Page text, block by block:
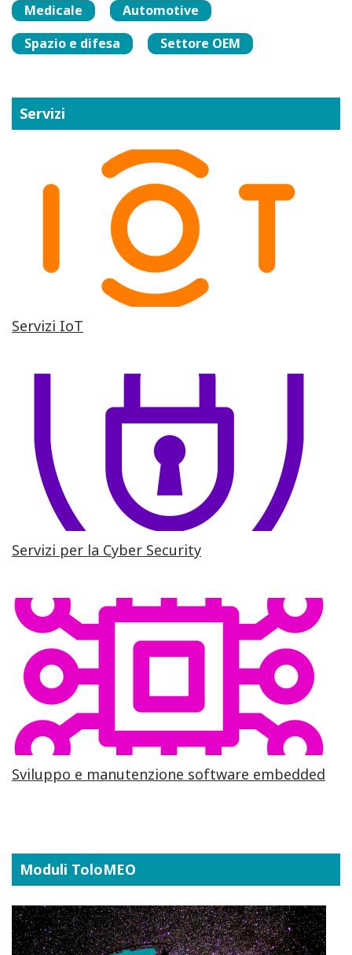
Medicale
Automotive
Spazio e difesa
Settore OEM
Servizi
Servizi IoT
Servizi per la Cyber Security
Sviluppo e manutenzione software embedded
Moduli ToloMEO